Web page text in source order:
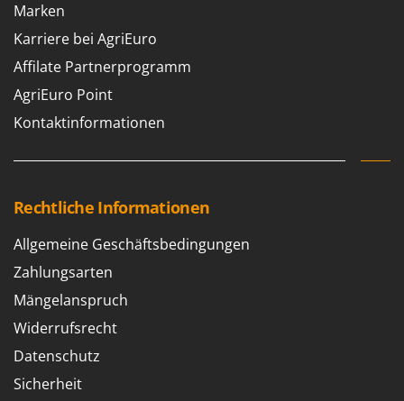
Marken
Karriere bei AgriEuro
Affilate Partnerprogramm
AgriEuro Point
Kontaktinformationen
Rechtliche Informationen
Allgemeine Geschäftsbedingungen
Zahlungsarten
Mängelanspruch
Widerrufsrecht
Datenschutz
Sicherheit